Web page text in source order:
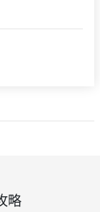
略